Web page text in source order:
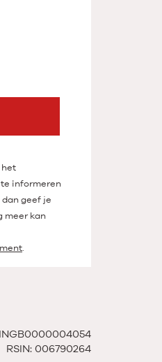
het
informeren
geef je
meer kan
.
RSIN: 006790264